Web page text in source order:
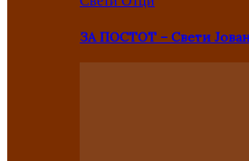
ЗА ПОСТОТ – Свети